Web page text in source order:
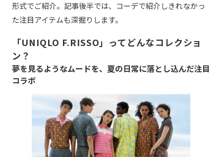
形式でご紹介。記事後半では、コーデで紹介しきれなかっ
た注目アイテムも深掘りします。
「UNIQLO F.RISSO」ってどんなコレクショ
ン？
夢を見るようなムードを、夏の日常に落とし込んだ注目
コラボ